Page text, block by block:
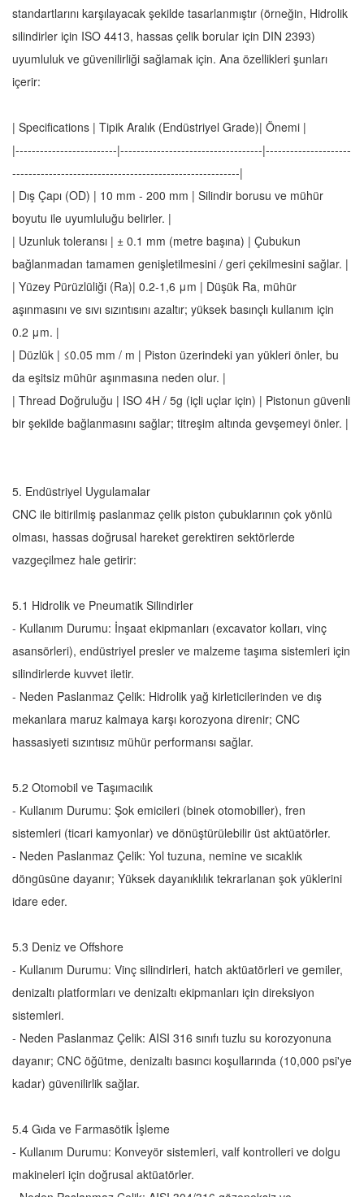
standartlarını karşılayacak şekilde tasarlanmıştır (örneğin, Hidrolik
silindirler için ISO 4413, hassas çelik borular için DIN 2393)
uyumluluk ve güvenilirliği sağlamak için. Ana özellikleri şunları
içerir:
| Specifications | Tipik Aralık (Endüstriyel Grade)| Önemi |
|-------------------------|-----------------------------------|---------------------
--------------------------------------------------------|
| Dış Çapı (OD) | 10 mm - 200 mm | Silindir borusu ve mühür
boyutu ile uyumluluğu belirler. |
| Uzunluk toleransı | ± 0.1 mm (metre başına) | Çubukun
bağlanmadan tamamen genişletilmesini / geri çekilmesini sağlar. |
| Yüzey Pürüzlüliği (Ra)| 0.2-1,6 μm | Düşük Ra, mühür
aşınmasını ve sıvı sızıntısını azaltır; yüksek basınçlı kullanım için
0.2 μm. |
| Düzlük | ≤0.05 mm / m | Piston üzerindeki yan yükleri önler, bu
da eşitsiz mühür aşınmasına neden olur. |
| Thread Doğruluğu | ISO 4H / 5g (içli uçlar için) | Pistonun güvenli
bir şekilde bağlanmasını sağlar; titreşim altında gevşemeyi önler. |
5. Endüstriyel Uygulamalar
CNC ile bitirilmiş paslanmaz çelik piston çubuklarının çok yönlü
olması, hassas doğrusal hareket gerektiren sektörlerde
vazgeçilmez hale getirir:
5.1 Hidrolik ve Pneumatik Silindirler
- Kullanım Durumu: İnşaat ekipmanları (excavator kolları, vinç
asansörleri), endüstriyel presler ve malzeme taşıma sistemleri için
silindirlerde kuvvet iletir.
- Neden Paslanmaz Çelik: Hidrolik yağ kirleticilerinden ve dış
mekanlara maruz kalmaya karşı korozyona direnir; CNC
hassasiyeti sızıntısız mühür performansı sağlar.
5.2 Otomobil ve Taşımacılık
- Kullanım Durumu: Şok emicileri (binek otomobiller), fren
sistemleri (ticari kamyonlar) ve dönüştürülebilir üst aktüatörler.
- Neden Paslanmaz Çelik: Yol tuzuna, nemine ve sıcaklık
döngüsüne dayanır; Yüksek dayanıklılık tekrarlanan şok yüklerini
idare eder.
5.3 Deniz ve Offshore
- Kullanım Durumu: Vinç silindirleri, hatch aktüatörleri ve gemiler,
denizaltı platformları ve denizaltı ekipmanları için direksiyon
sistemleri.
- Neden Paslanmaz Çelik: AISI 316 sınıfı tuzlu su korozyonuna
dayanır; CNC öğütme, denizaltı basıncı koşullarında (10,000 psi'ye
kadar) güvenilirlik sağlar.
5.4 Gıda ve Farmasötik İşleme
- Kullanım Durumu: Konveyör sistemleri, valf kontrolleri ve dolgu
makineleri için doğrusal aktüatörler.